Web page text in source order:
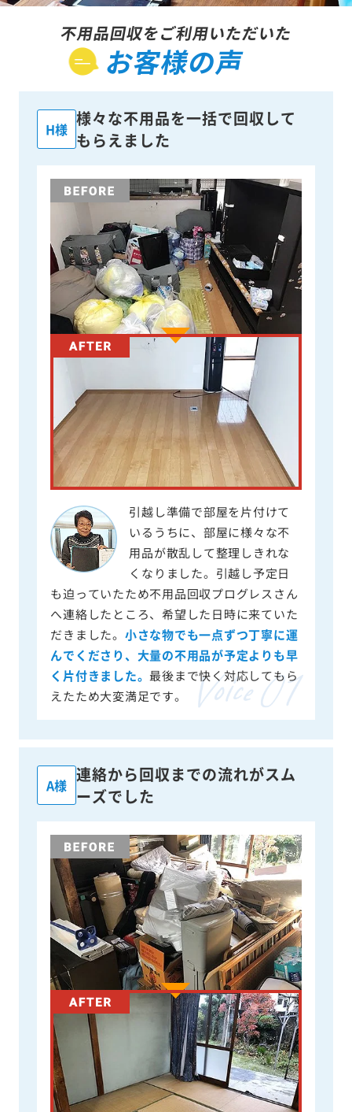
不用品回収をご利用いただいた
お客様の声
H様
様々な不用品を一括で回収して
もらえました
引越し準備で部屋を片付けて
いるうちに、部屋に様々な不
用品が散乱して整理しきれな
くなりました。引越し予定日
も迫っていたため不用品回収プログレスさん
へ連絡したところ、希望した日時に来ていた
だきました。 小さな物でも一点ずつ丁寧に運
んでくださり、大量の不用品が予定よりも早
く片付きました。 最後まで快く対応してもら
えたため大変満足です。
A様
連絡から回収までの流れがスム
ーズでした